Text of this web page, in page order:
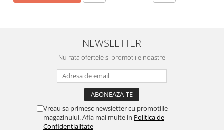
NEWSLETTER
Nu rata ofertele si promotiile noastre
Vreau sa primesc newsletter cu promotiile
magazinului. Afla mai multe in Politica de
Confidentialitate